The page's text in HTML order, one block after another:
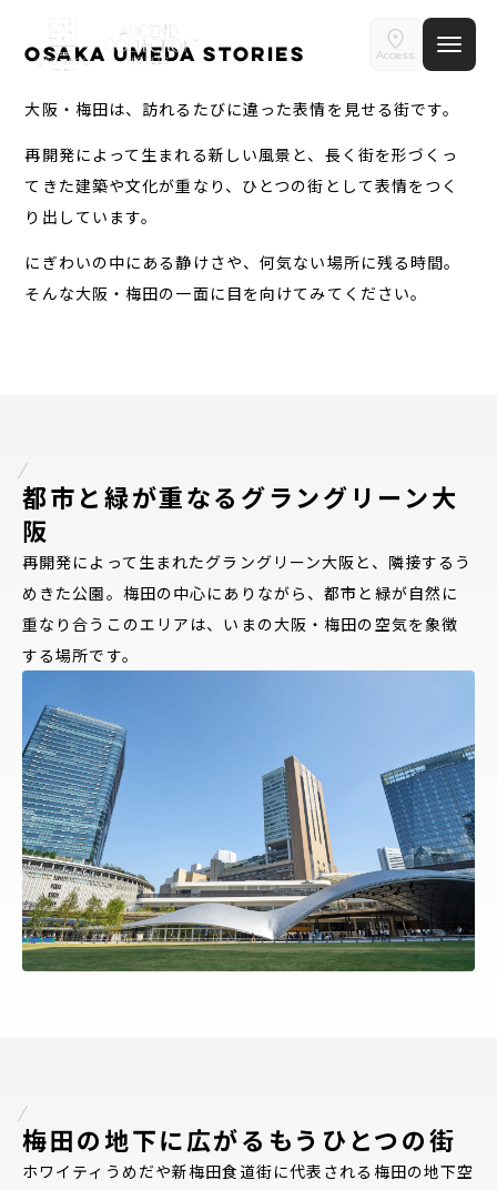
Access
ホテル ジオメティック大阪梅田
部屋数
大人人数
会員特典のご案内
Osaka Umeda Stories
大阪・梅田は、訪れるたびに違った表情を見せる街です。
再開発によって生まれる新しい風景と、長く街を形づくっ
てきた建築や文化が重なり、ひとつの街として表情をつく
り出しています。
にぎわいの中にある静けさや、何気ない場所に残る時間。
そんな大阪・梅田の一面に目を向けてみてください。
都市と緑が重なるグラングリーン大
阪
再開発によって生まれたグラングリーン大阪と、隣接するう
めきた公園。梅田の中心にありながら、都市と緑が自然に
重なり合うこのエリアは、いまの大阪・梅田の空気を象徴
する場所です。
梅田の地下に広がるもうひとつの街
ホワイティうめだや新梅田食道街に代表される梅田の地下空
ご予約確認・変更・キャンセルフォーム
閉じる